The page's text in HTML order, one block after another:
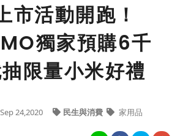
市活動開跑！
獨家預購6千
限量小米好禮
Sep 24,2020 民生與消費 家用品